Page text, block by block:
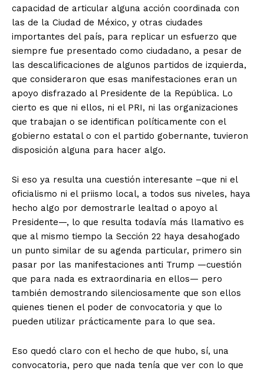
capacidad de articular alguna acción coordinada con
las de la Ciudad de México, y otras ciudades
importantes del país, para replicar un esfuerzo que
siempre fue presentado como ciudadano, a pesar de
las descalificaciones de algunos partidos de izquierda,
que consideraron que esas manifestaciones eran un
apoyo disfrazado al Presidente de la República. Lo
cierto es que ni ellos, ni el PRI, ni las organizaciones
que trabajan o se identifican políticamente con el
gobierno estatal o con el partido gobernante, tuvieron
disposición alguna para hacer algo.
Si eso ya resulta una cuestión interesante –que ni el
oficialismo ni el priismo local, a todos sus niveles, haya
hecho algo por demostrarle lealtad o apoyo al
Presidente—, lo que resulta todavía más llamativo es
que al mismo tiempo la Sección 22 haya desahogado
un punto similar de su agenda particular, primero sin
pasar por las manifestaciones anti Trump —cuestión
que para nada es extraordinaria en ellos— pero
también demostrando silenciosamente que son ellos
quienes tienen el poder de convocatoria y que lo
pueden utilizar prácticamente para lo que sea.
Eso quedó claro con el hecho de que hubo, sí, una
convocatoria, pero que nada tenía que ver con lo que